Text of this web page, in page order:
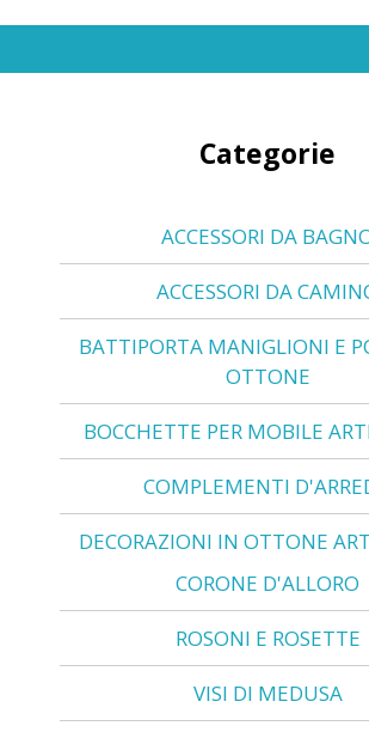
Categorie
ACCESSORI DA
ACCESSORI DA
BATTIPORTA MANIGLIONI E
OTTONE
BOCCHETTE PER MOBILE
COMPLEMENTI
DECORAZIONI IN OTTONE
CORONE D'ALLORO
ROSONI E ROSETTE
VISI DI MEDUSA